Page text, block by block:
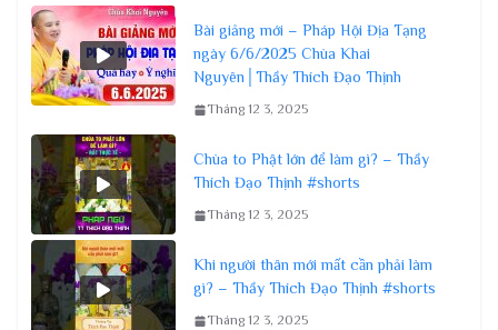
Bài giảng mới – Pháp Hội Địa Tạng
ngày 6/6/2025 Chùa Khai
Nguyên│Thầy Thích Đạo Thịnh
Tháng 12 3, 2025
Chùa to Phật lớn để làm gì? – Thầy
Thích Đạo Thịnh #shorts
Tháng 12 3, 2025
Khi người thân mới mất cần phải làm
gì? – Thầy Thích Đạo Thịnh #shorts
Tháng 12 3, 2025